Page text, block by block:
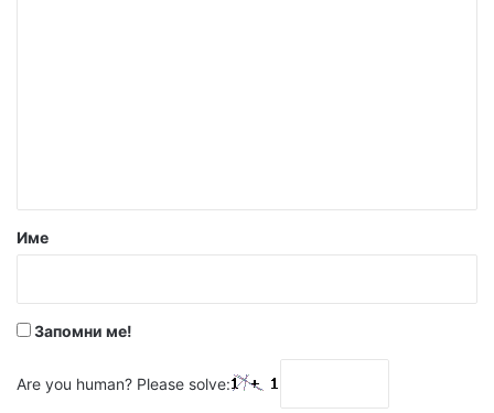
р
Име
Запомни ме!
Are you human? Please solve: